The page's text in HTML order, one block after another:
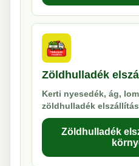
Zöldhulladék
Kerti nyesedék, ág,
zöldhulladék
Zöldhulladék